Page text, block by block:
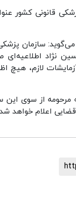
قانونی کشور
سازمان
نژاد اطلاعیه‌ای
لازم، هیچ
مرحومه از سوی این
اعلام خواهد